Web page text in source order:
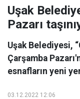
Uşak
Pazarı
Uşak Belediyesi,
Çarşamba
esnafların yeni
03.12.2022 12:06